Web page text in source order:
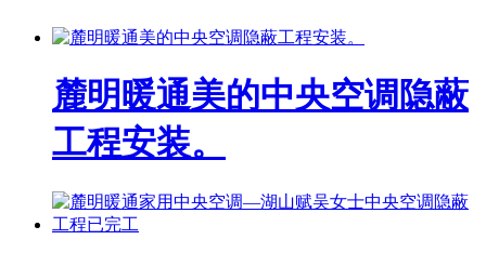
麓明暖通美的中央空调隐蔽
工程安装。